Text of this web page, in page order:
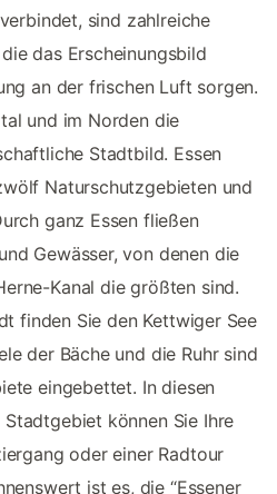
sind zahlreiche
das Erscheinungsbild
an der frischen Luft sorgen.
und im Norden die
Stadtbild. Essen
Naturschutzgebieten und
ganz Essen fließen
Gewässer, von denen die
Kanal die größten sind.
finden Sie den Kettwiger See
der Bäche und die Ruhr sind
eingebettet. In diesen
können Sie Ihre
oder einer Radtour
ist es, die “Essener